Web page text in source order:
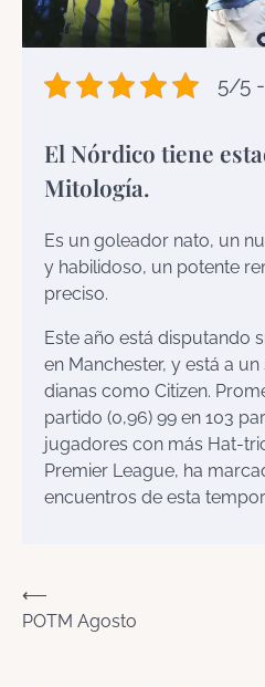
5/5
El Nórdico tiene
Mitología.
Es un goleador nato, un
y habilidoso, un potente
preciso.
Este año está disputando
en Manchester, y está a
dianas como Citizen.
partido (0,96) 99 en 103
jugadores con más Hat-
Premier League, ha
encuentros de esta
Navegación
de
⟵
POTM Agosto